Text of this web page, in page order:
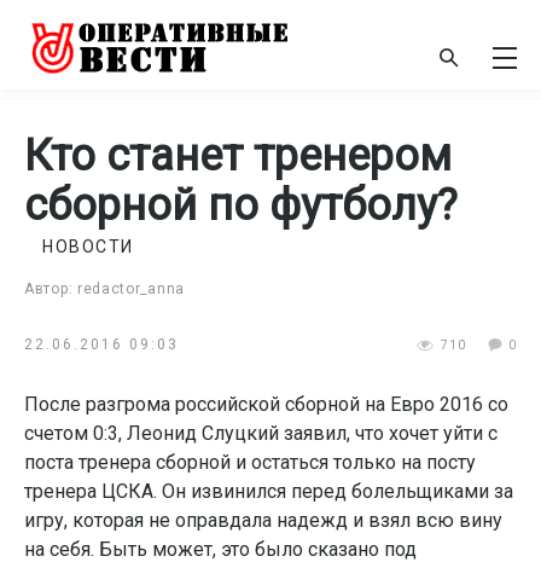
Кто станет тренером
сборной по футболу?
Автор: redactor_anna
НОВОСТИ
22.06.2016 09:03 710 0
После разгрома российской сборной на Евро 2016 со
счетом 0:3, Леонид Слуцкий заявил, что хочет уйти с
поста тренера сборной и остаться только на посту
тренера ЦСКА. Он извинился перед болельщиками за
игру, которая не оправдала надежд и взял всю вину
на себя. Быть может, это было сказано под